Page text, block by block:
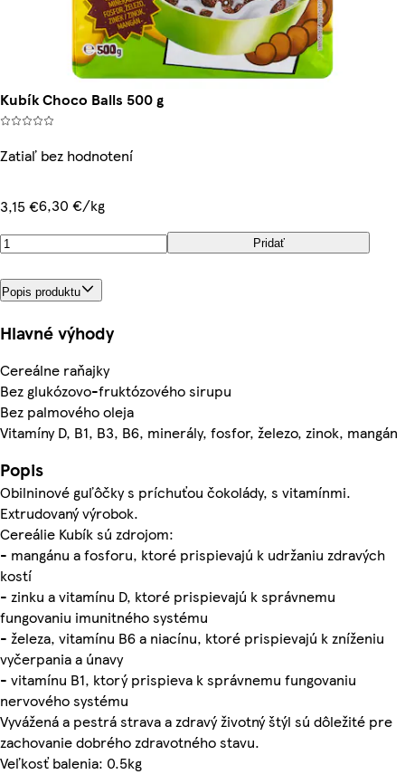
Kubík Choco Balls 500 g
Zatiaľ bez hodnotení
3,15 €6,30 €/kg
Pridať
Popis produktu
Hlavné výhody
Cereálne raňajky
Bez glukózovo-fruktózového sirupu
Bez palmového oleja
Vitamíny D, B1, B3, B6, minerály, fosfor, železo, zinok, mangán
Popis
Obilninové guľôčky s príchuťou čokolády, s vitamínmi.
Extrudovaný výrobok.
Cereálie Kubík sú zdrojom:
- mangánu a fosforu, ktoré prispievajú k udržaniu zdravých
kostí
- zinku a vitamínu D, ktoré prispievajú k správnemu
fungovaniu imunitného systému
- železa, vitamínu B6 a niacínu, ktoré prispievajú k zníženiu
vyčerpania a únavy
- vitamínu B1, ktorý prispieva k správnemu fungovaniu
nervového systému
Vyvážená a pestrá strava a zdravý životný štýl sú dôležité pre
zachovanie dobrého zdravotného stavu.
Veľkosť balenia: 0.5kg